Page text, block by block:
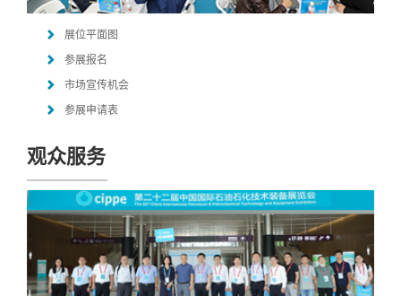
展位平面图
参展报名
市场宣传机会
参展申请表
观众服务